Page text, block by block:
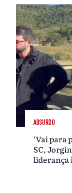
ABSURDO
‘Vai para
SC,
liderança